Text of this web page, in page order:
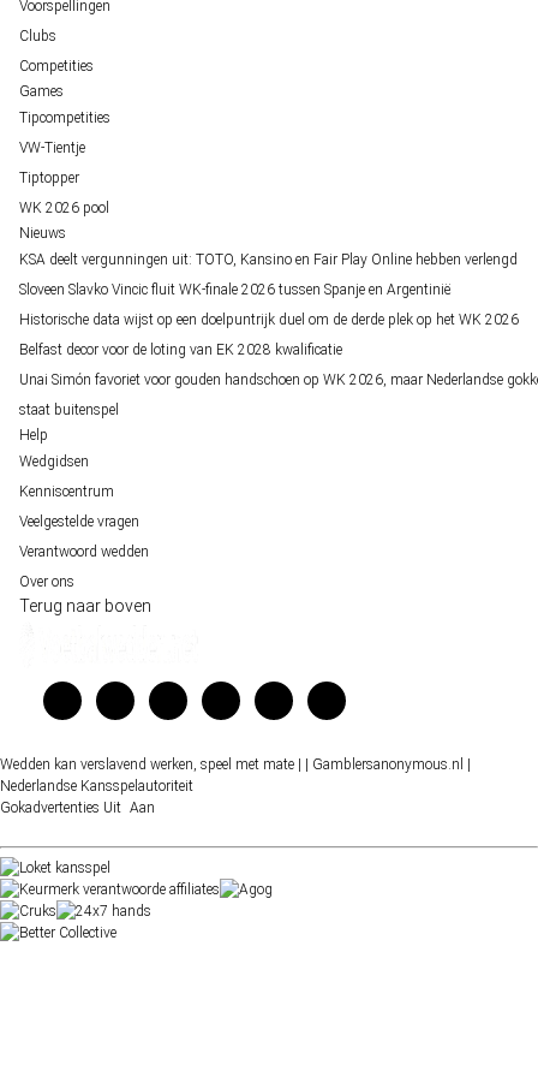
Voorspellingen
Clubs
Competities
Games
Tipcompetities
VW-Tientje
Tiptopper
WK 2026 pool
Nieuws
KSA deelt vergunningen uit: TOTO, Kansino en Fair Play Online hebben verlengd
Sloveen Slavko Vincic fluit WK-finale 2026 tussen Spanje en Argentinië
Historische data wijst op een doelpuntrijk duel om de derde plek op het WK 2026
Belfast decor voor de loting van EK 2028 kwalificatie
Unai Simón favoriet voor gouden handschoen op WK 2026, maar Nederlandse
staat buitenspel
Help
Wedgidsen
Kenniscentrum
Veelgestelde vragen
Verantwoord wedden
Over ons
Terug naar boven
Wedden kan verslavend werken, speel met mate | | Gamblersanonymous.nl
Nederlandse Kansspelautoriteit
Gokadvertenties Uit Aan